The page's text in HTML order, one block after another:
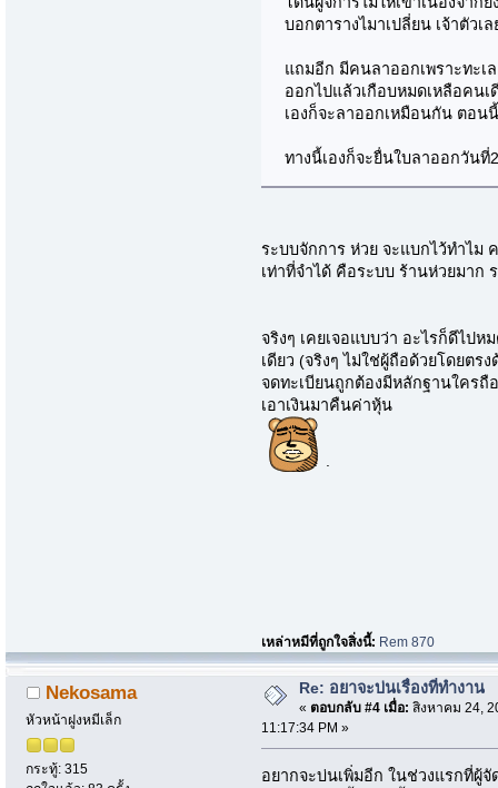
บอกตารางไมาเปลี่ยน เจ้าตัวเ
แถมอีก มีคนลาออกเพราะทะเ
ออกไปแล้วเกือบหมดเหลือคน
เองก็จะลาออกเหมือนกัน ตอน
ทางนี้เองก็จะยื่นใบลาออกวัน
ระบบจักการ ห่วย จะแบกไว้ทำไม
เท่าที่จำได้ คือระบบ ร้านห่วยมาก
จริงๆ เคยเจอแบบว่า อะไรก็ดีไป
เดียว (จริงๆ ไม่ใช่ผู้ถือด้วยโดยตร
จดทะเบียนถูกต้องมีหลักฐานใครถื
เอาเงินมาคืนค่าหุ้น
เหล่าหมีที่ถูกใจสิ่งนี้: Rem 870
Nekosama
หัวหน้าฝูงหมีเล็ก
กระทู้: 315
Re: อยาจะบ่นเรื่องที่ทำงาน
« ตอบกลับ #4 เมื่อ: สิงหาคม 24,
11:17:34 PM »
อยากจะบ่นเพิ่มอีก ในช่วงแรกที่ผู้